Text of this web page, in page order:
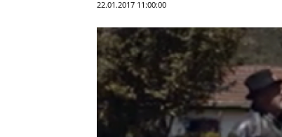
22.01.2017 11:00:00